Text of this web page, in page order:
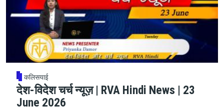
कलिसयाई
देश-विदेश चर्च न्यूज़ | RVA Hindi News | 23
June 2026